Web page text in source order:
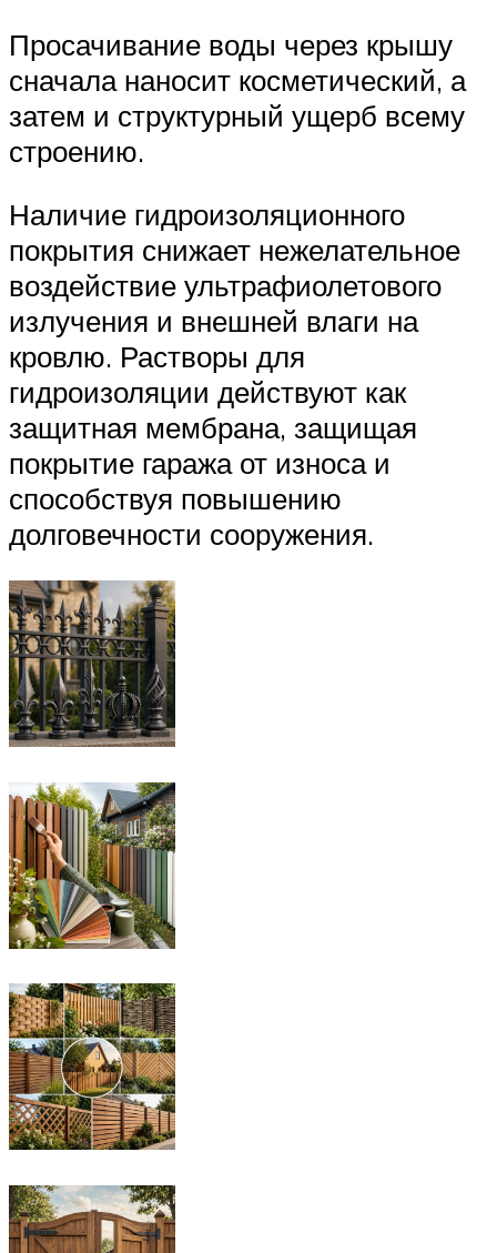
Просачивание воды через крышу
сначала наносит косметический, а
затем и структурный ущерб всему
строению.
Наличие гидроизоляционного
покрытия снижает нежелательное
воздействие ультрафиолетового
излучения и внешней влаги на
кровлю. Растворы для
гидроизоляции действуют как
защитная мембрана, защищая
покрытие гаража от износа и
способствуя повышению
долговечности сооружения.